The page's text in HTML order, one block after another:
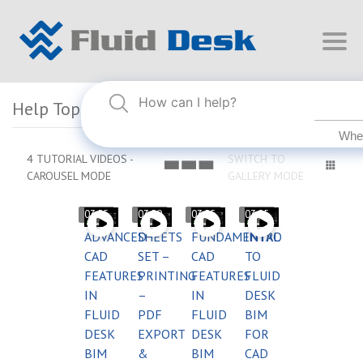
Help Topics
4 TUTORIAL VIDEOS -
CAROUSEL MODE
SWITCH TO
GALLERY MODE
03:55
ADVANCED
CAD
FEATURES
IN
FLUID
DESK
BIM
03:59
SHEETS
SET –
PRINTING
–
PDF
EXPORT
&
03:55
FUNDAMENTAL
CAD
FEATURES
IN
FLUID
DESK
BIM
03:55
INTRO
TO
FLUID
DESK
BIM
FOR
CAD